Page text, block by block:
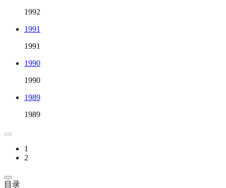
1992
1991
1991
1990
1990
1989
1989
1
2
目录